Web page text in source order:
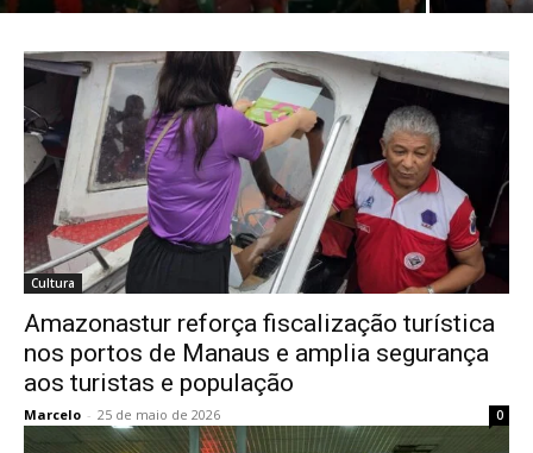
Cultura
Amazonastur reforça fiscalização turística
nos portos de Manaus e amplia segurança
aos turistas e população
Marcelo - 25 de maio de 2026 0